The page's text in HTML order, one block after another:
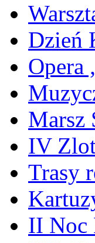
Dzień
Opera
Marsz
IV
Trasy
II Noc